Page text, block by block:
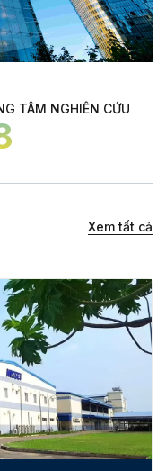
TÂM NGHIÊN CỨU
Xem tất cả